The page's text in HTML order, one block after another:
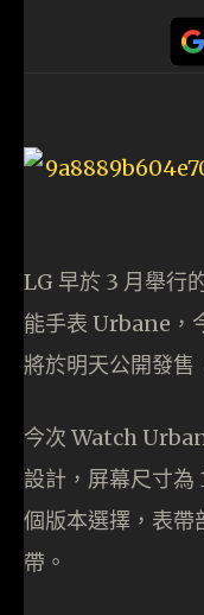
LG 早於 3 月舉行
能手表 Urbane，
將於明天公開發售
今次 Watch
設計，屏幕尺寸為
個版本選擇，表
帶。